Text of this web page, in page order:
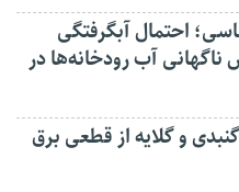
احتمال آبگرفتگی
ناگهانی آب رودخانه‌ها در
و گلایه از قطعی برق